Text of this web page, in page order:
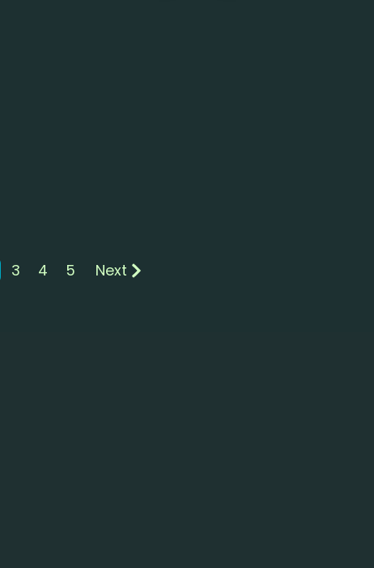
3 4 5 Next